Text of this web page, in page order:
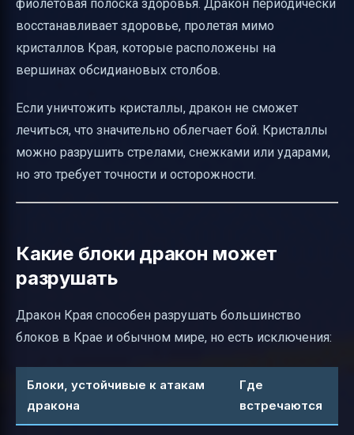
фиолетовая полоска здоровья. Дракон периодически
восстанавливает здоровье, пролетая мимо
кристаллов Края, которые расположены на
вершинах обсидиановых столбов.
Если уничтожить кристаллы, дракон не сможет
лечиться, что значительно облегчает бой. Кристаллы
можно разрушить стрелами, снежками или ударами,
но это требует точности и осторожности.
Какие блоки дракон может
разрушать
Дракон Края способен разрушать большинство
блоков в Крае и обычном мире, но есть исключения:
Блоки, устойчивые к атакам
дракона
Где
встречаются